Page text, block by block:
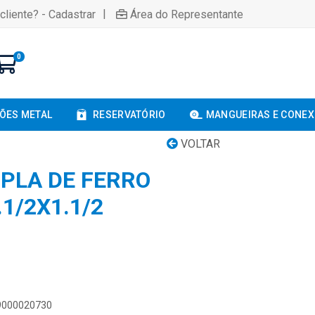
- Cadastrar | Área do Representante
0
METAL RESERVATÓRIO MANGUEIRAS E
VOLTAR
DE FERRO
2X1.1/2